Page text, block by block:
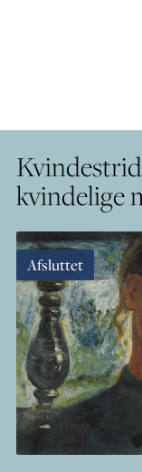
kvindelige
Afsluttet